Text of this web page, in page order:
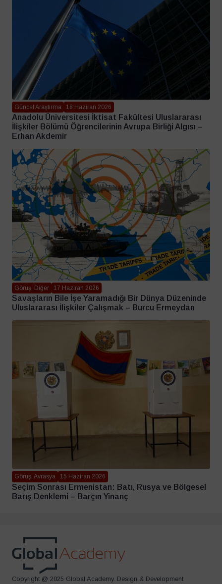
Güncel Araştırma 18 Haziran 2026
Anadolu Üniversitesi İktisat Fakültesi Uluslararası
İlişkiler Bölümü Öğrencilerinin Avrupa Birliği Algısı –
Erhan Akdemir
Görüş, Diğer 17 Haziran 2026
Savaşların Bile İşe Yaramadığı Bir Dünya Düzeninde
Uluslararası İlişkiler Çalışmak – Burcu Ermeydan
Görüş, Avrasya 15 Haziran 2026
Seçim Sonrası Ermenistan: Batı, Rusya ve Bölgesel
Barış Denklemi – Barçın Yinanç
Copyright @ 2025 Global Academy. Design & Development